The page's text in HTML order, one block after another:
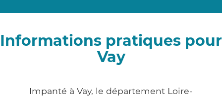
Informations pratiques pour
Vay
Impanté à Vay, le département Loire-